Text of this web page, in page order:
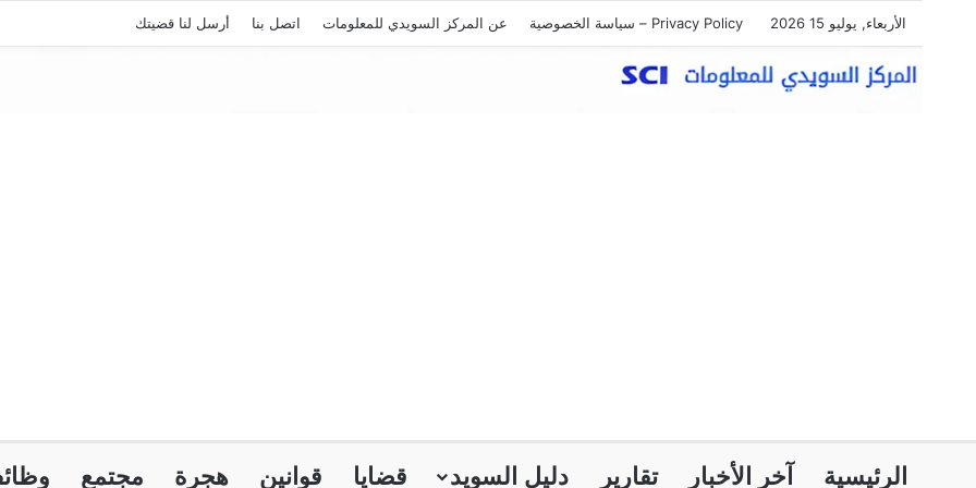
الأربعاء, يوليو 15 2026 Privacy Policy – سياسة الخصوصية عن المركز السويدي للمعلومات اتصل بنا أرسل لنا قضيتك
الرئيسية آخر الأخبار تقارير دليل السويد قضايا قوانين هجرة مجتمع